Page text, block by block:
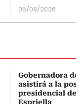
05/08/2026
Gobernadora del
asistirá a la
presidencial de
Espriella